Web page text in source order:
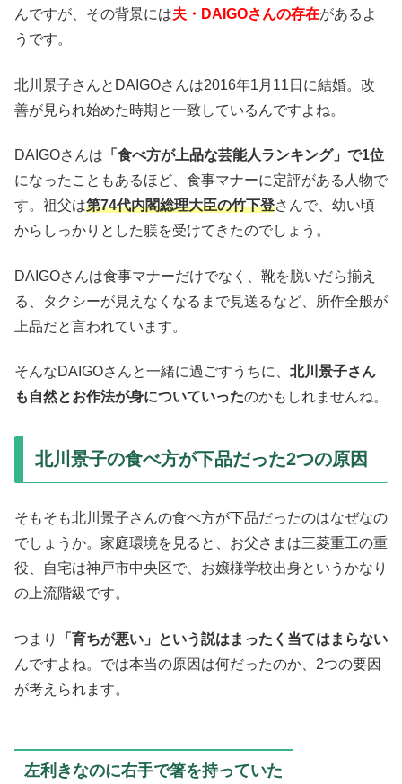
んですが、その背景には夫・DAIGOさんの存在があるよ
うです。
北川景子さんとDAIGOさんは2016年1月11日に結婚。改
善が見られ始めた時期と一致しているんですよね。
DAIGOさんは 「食べ方が上品な芸能人ランキング」で1位
になったこともあるほど、食事マナーに定評がある人物で
す。祖父は第74代内閣総理大臣の竹下登さんで、幼い頃
からしっかりとした躾を受けてきたのでしょう。
DAIGOさんは食事マナーだけでなく、靴を脱いだら揃え
る、タクシーが見えなくなるまで見送るなど、所作全般が
上品だと言われています。
そんなDAIGOさんと一緒に過ごすうちに、 北川景子さん
も自然とお作法が身についていったのかもしれませんね。
北川景子の食べ方が下品だった2つの原因
そもそも北川景子さんの食べ方が下品だったのはなぜなの
でしょうか。家庭環境を見ると、お父さまは三菱重工の重
役、自宅は神戸市中央区で、お嬢様学校出身というかなり
の上流階級です。
つまり
「育ちが悪い」という説はまったく当てはまらない
んですよね。では本当の原因は何だったのか、2つの要因
が考えられます。
左利きなのに右手で箸を持っていた